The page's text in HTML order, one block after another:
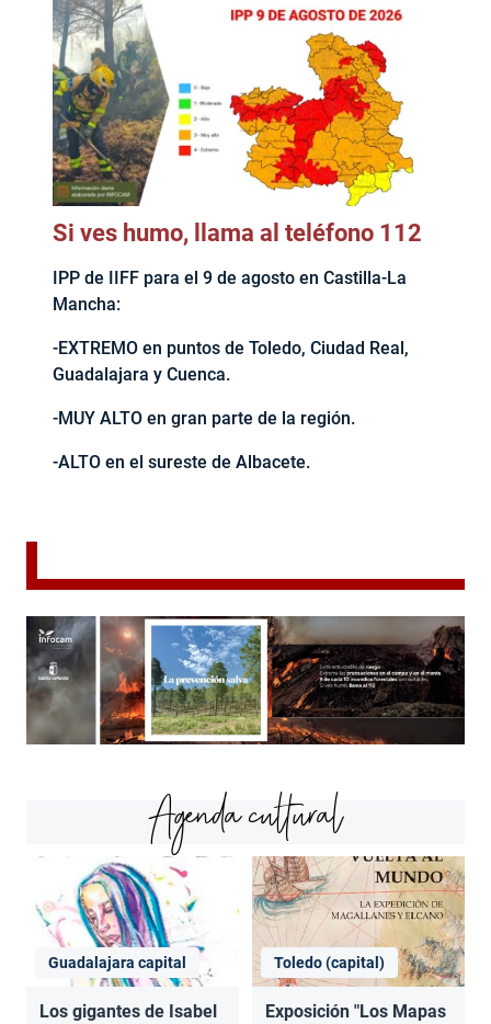
Si ves humo, llama al teléfono 112
IPP de IIFF para el 9 de agosto en Castilla-La
Mancha:
-EXTREMO en puntos de Toledo, Ciudad Real,
Guadalajara y Cuenca.
-MUY ALTO en gran parte de la región.
-ALTO en el sureste de Albacete.
Agenda cultural
Guadalajara capital
Los gigantes de Isabel
Toledo (capital)
Exposición "Los Mapas